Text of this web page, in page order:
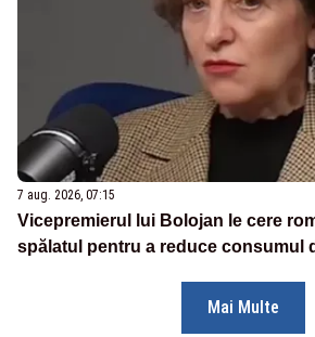
7 aug. 2026, 07:15
Vicepremierul lui Bolojan le cere
spălatul pentru a reduce consumul
Mai Multe